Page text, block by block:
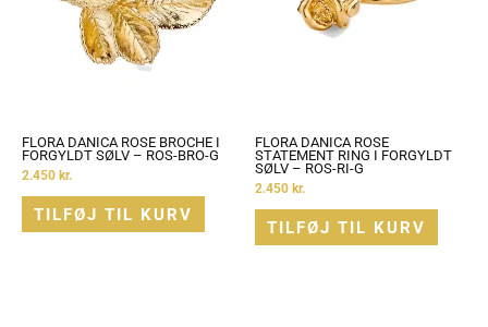
FLORA DANICA ROSE BROCHE I
FORGYLDT SØLV – ROS-BRO-G
2.450 kr.
TILFØJ TIL KURV
FLORA DANICA ROSE
STATEMENT RING I FORGYLDT
SØLV – ROS-RI-G
2.450 kr.
TILFØJ TIL KURV